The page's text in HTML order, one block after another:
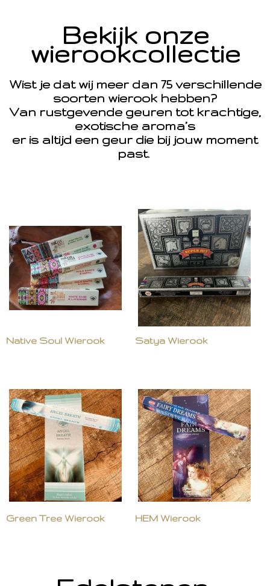
Bekijk onze
wierookcollectie
Wist je dat wij meer dan 75 verschillende
soorten wierook hebben?
Van rustgevende geuren tot krachtige,
exotische aroma’s
er is altijd een geur die bij jouw moment
past.
Native Soul Wierook Satya Wierook
Green Tree Wierook HEM Wierook